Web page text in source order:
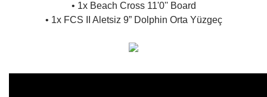
• 1x Beach Cross 11'0'' Board
• 1x FCS II Aletsiz 9” Dolphin Orta Yüzgeç